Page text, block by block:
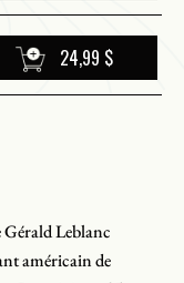
24,99 $
Gérald Leblanc
américain de